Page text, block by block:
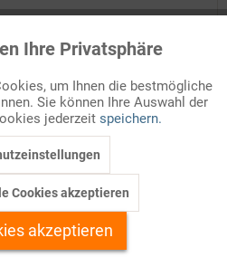
Corona-Krise 2020
Aktiv
Inaktiv
Inaktiv
Ihre Privatsphäre
um Ihnen die bestmögliche
Sie können Ihre Auswahl der
jederzeit speichern.
Cookies akzeptieren
akzeptieren